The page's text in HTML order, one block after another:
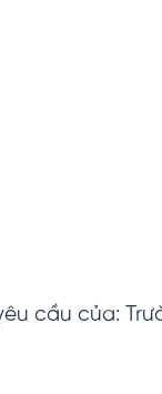
cầu của: